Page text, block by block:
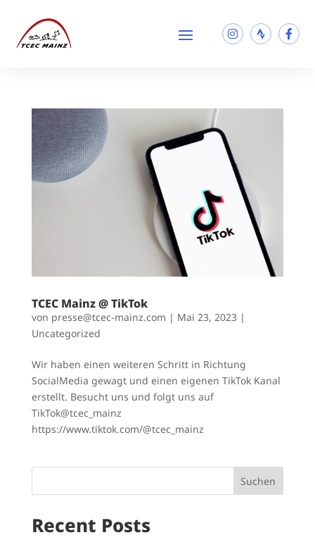
TCEC Mainz @ TikTok
von presse@tcec-mainz.com | Mai 23, 2023|
Uncategorized
Wir haben einen weiteren Schritt in Richtung
SocialMedia gewagt und einen eigenen TikTok Kanal
erstellt. Besucht uns und folgt uns auf
TikTok@tcec_mainz
https://www.tiktok.com/@tcec_mainz
Suchen
Recent Posts